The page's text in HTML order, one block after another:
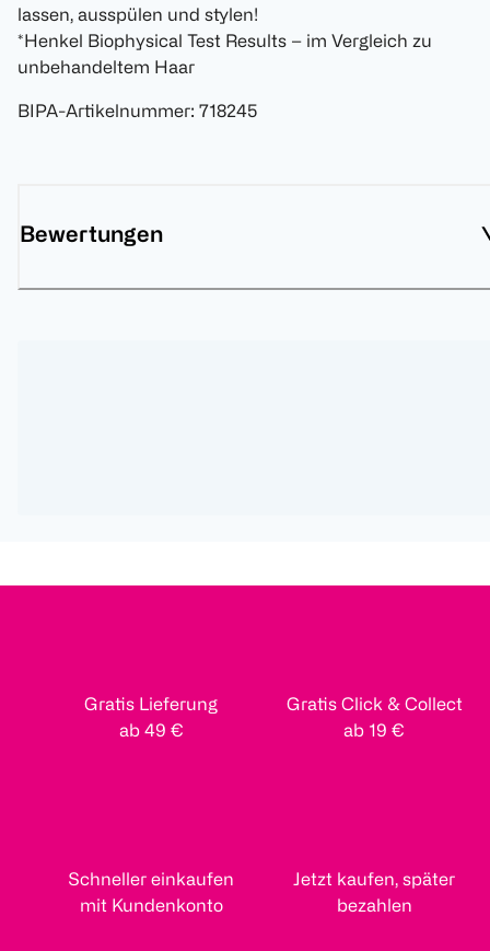
lassen, ausspülen und stylen!
*Henkel Biophysical Test Results – im Vergleich zu
unbehandeltem Haar
BIPA-Artikelnummer: 718245
Bewertungen
Gratis Lieferung
ab 49 €
Gratis Click & Collect
ab 19 €
Schneller einkaufen
mit Kundenkonto
Jetzt kaufen, später
bezahlen